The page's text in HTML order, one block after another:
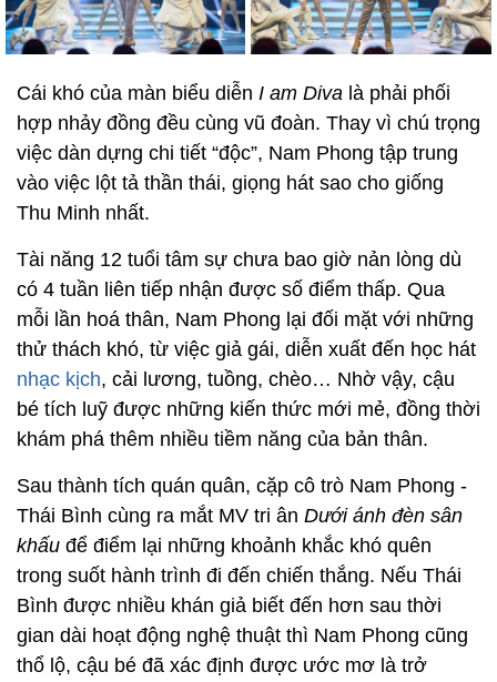
Cái khó của màn biểu diễn I am Diva là phải phối
hợp nhảy đồng đều cùng vũ đoàn. Thay vì chú trọng
việc dàn dựng chi tiết “độc”, Nam Phong tập trung
vào việc lột tả thần thái, giọng hát sao cho giống
Thu Minh nhất.
Tài năng 12 tuổi tâm sự chưa bao giờ nản lòng dù
có 4 tuần liên tiếp nhận được số điểm thấp. Qua
mỗi lần hoá thân, Nam Phong lại đối mặt với những
thử thách khó, từ việc giả gái, diễn xuất đến học hát
nhạc kịch, cải lương, tuồng, chèo… Nhờ vậy, cậu
bé tích luỹ được những kiến thức mới mẻ, đồng thời
khám phá thêm nhiều tiềm năng của bản thân.
Sau thành tích quán quân, cặp cô trò Nam Phong -
Thái Bình cùng ra mắt MV tri ân Dưới ánh đèn sân
khấu để điểm lại những khoảnh khắc khó quên
trong suốt hành trình đi đến chiến thắng. Nếu Thái
Bình được nhiều khán giả biết đến hơn sau thời
gian dài hoạt động nghệ thuật thì Nam Phong cũng
thổ lộ, cậu bé đã xác định được ước mơ là trở